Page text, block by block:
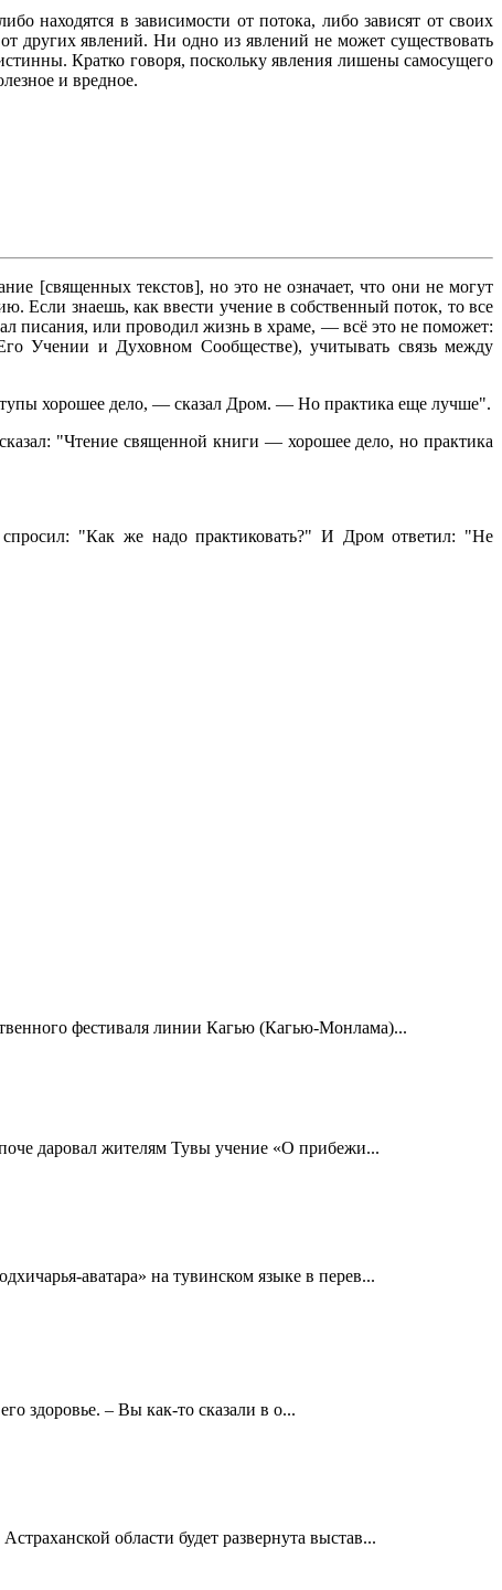
находятся в зависимости от потока, либо зависят от своих
других явлений. Ни одно из явлений не может существовать
Кратко говоря, поскольку явления лишены самосущего
и вредное.
[священных текстов], но это не означает, что они не могут
Если знаешь, как ввести учение в собственный поток, то все
писания, или проводил жизнь в храме, — всё это не поможет:
Учении и Духовном Сообществе), учитывать связь между
хорошее дело, — сказал Дром. — Но практика еще лучше".
"Чтение священной книги — хорошее дело, но практика
"Как же надо практиковать?" И Дром ответил: "Не
фестиваля линии Кагью (Кагью-Монлама)...
даровал жителям Тувы учение «О прибежи...
аватара» на тувинском языке в перев...
здоровье. – Вы как-то сказали в о...
области будет развернута выстав...